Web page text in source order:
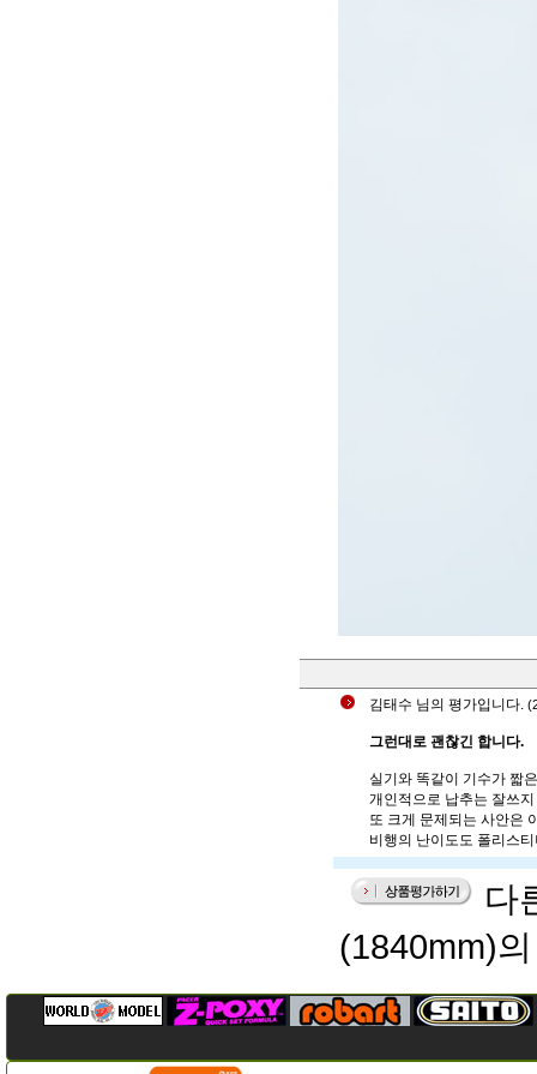
김태수 님의 평가입니다.
그런대로 괜찮긴 합니다.
실기와 똑같이 기수가 짧
개인적으로 납추는 잘쓰
또 크게 문제되는 사안은
비행의 난이도도 폴리스
다
(1840mm)